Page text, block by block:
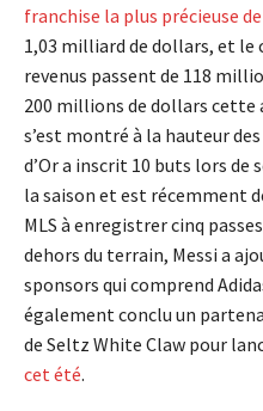
franchise la plus précieuse
1,03 milliard de dollars, et le
revenus passent de 118
200 millions de dollars cette
s’est montré à la hauteur
d’Or a inscrit 10 buts lors de
la saison et est récemment
MLS à enregistrer cinq
dehors du terrain, Messi a
sponsors qui comprend
également conclu un
de Seltz White Claw pour
cet été.